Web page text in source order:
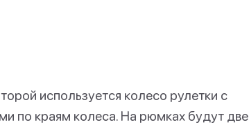
используется колесо рулетки с
по краям колеса. На рюмках будут две